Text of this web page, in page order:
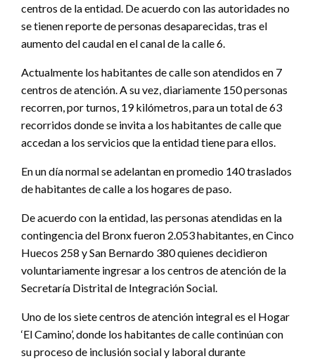
centros de la entidad. De acuerdo con las autoridades no
se tienen reporte de personas desaparecidas, tras el
aumento del caudal en el canal de la calle 6.
Actualmente los habitantes de calle son atendidos en 7
centros de atención. A su vez, diariamente 150 personas
recorren, por turnos, 19 kilómetros, para un total de 63
recorridos donde se invita a los habitantes de calle que
accedan a los servicios que la entidad tiene para ellos.
En un día normal se adelantan en promedio 140 traslados
de habitantes de calle a los hogares de paso.
De acuerdo con la entidad, las personas atendidas en la
contingencia del Bronx fueron 2.053 habitantes, en Cinco
Huecos 258 y San Bernardo 380 quienes decidieron
voluntariamente ingresar a los centros de atención de la
Secretaría Distrital de Integración Social.
Uno de los siete centros de atención integral es el Hogar
‘El Camino’, donde los habitantes de calle continúan con
su proceso de inclusión social y laboral durante